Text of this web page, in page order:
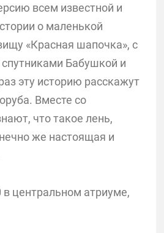
всем известной и
о маленькой
«Красная шапочка», с
Бабушкой и
эту историю расскажут
Вместе со
что такое лень,
же настоящая и
в центральном атриуме,